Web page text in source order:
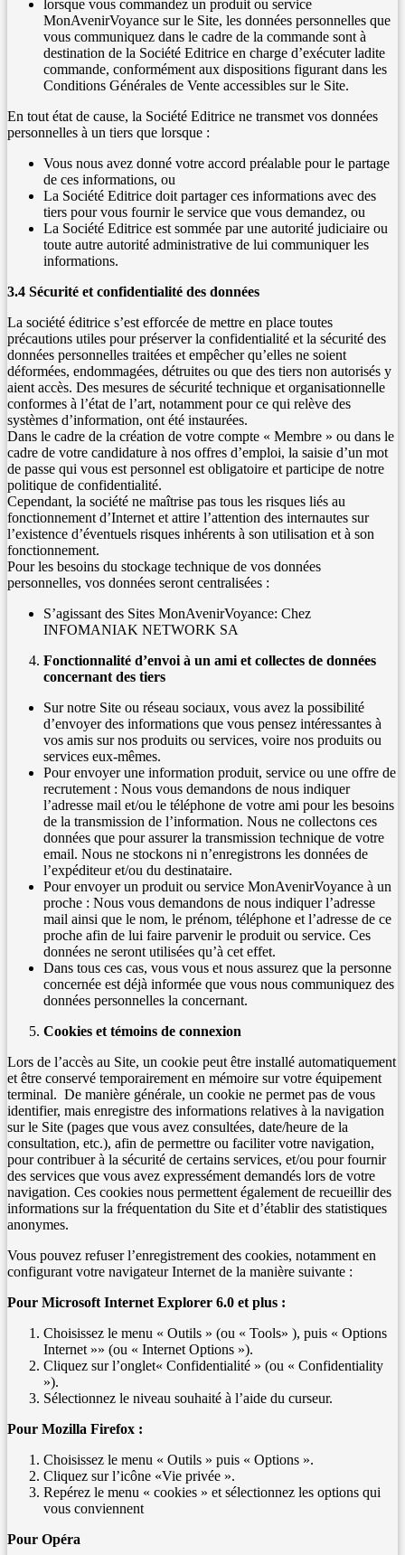
lorsque vous commandez un produit ou service
MonAvenirVoyance sur le Site, les données personnelles que
vous communiquez dans le cadre de la commande sont à
destination de la Société Editrice en charge d’exécuter ladite
commande, conformément aux dispositions figurant dans les
Conditions Générales de Vente accessibles sur le Site.
En tout état de cause, la Société Editrice ne transmet vos données
personnelles à un tiers que lorsque :
Vous nous avez donné votre accord préalable pour le partage
de ces informations, ou
La Société Editrice doit partager ces informations avec des
tiers pour vous fournir le service que vous demandez, ou
La Société Editrice est sommée par une autorité judiciaire ou
toute autre autorité administrative de lui communiquer les
informations.
3.4 Sécurité et confidentialité des données
La société éditrice s’est efforcée de mettre en place toutes
précautions utiles pour préserver la confidentialité et la sécurité des
données personnelles traitées et empêcher qu’elles ne soient
déformées, endommagées, détruites ou que des tiers non autorisés y
aient accès. Des mesures de sécurité technique et organisationnelle
conformes à l’état de l’art, notamment pour ce qui relève des
systèmes d’information, ont été instaurées.
Dans le cadre de la création de votre compte « Membre » ou dans le
cadre de votre candidature à nos offres d’emploi, la saisie d’un mot
de passe qui vous est personnel est obligatoire et participe de notre
politique de confidentialité.
Cependant, la société ne maîtrise pas tous les risques liés au
fonctionnement d’Internet et attire l’attention des internautes sur
l’existence d’éventuels risques inhérents à son utilisation et à son
fonctionnement.
Pour les besoins du stockage technique de vos données
personnelles, vos données seront centralisées :
S’agissant des Sites MonAvenirVoyance: Chez
INFOMANIAK NETWORK SA
Fonctionnalité d’envoi à un ami et collectes de données
concernant des tiers
Sur notre Site ou réseau sociaux, vous avez la possibilité
d’envoyer des informations que vous pensez intéressantes à
vos amis sur nos produits ou services, voire nos produits ou
services eux-mêmes.
Pour envoyer une information produit, service ou une offre de
recrutement : Nous vous demandons de nous indiquer
l’adresse mail et/ou le téléphone de votre ami pour les besoins
de la transmission de l’information. Nous ne collectons ces
données que pour assurer la transmission technique de votre
email. Nous ne stockons ni n’enregistrons les données de
l’expéditeur et/ou du destinataire.
Pour envoyer un produit ou service MonAvenirVoyance à un
proche : Nous vous demandons de nous indiquer l’adresse
mail ainsi que le nom, le prénom, téléphone et l’adresse de ce
proche afin de lui faire parvenir le produit ou service. Ces
données ne seront utilisées qu’à cet effet.
Dans tous ces cas, vous vous et nous assurez que la personne
concernée est déjà informée que vous nous communiquez des
données personnelles la concernant.
Cookies et témoins de connexion
Lors de l’accès au Site, un cookie peut être installé automatiquement
et être conservé temporairement en mémoire sur votre équipement
terminal. De manière générale, un cookie ne permet pas de vous
identifier, mais enregistre des informations relatives à la navigation
sur le Site (pages que vous avez consultées, date/heure de la
consultation, etc.), afin de permettre ou faciliter votre navigation,
pour contribuer à la sécurité de certains services, et/ou pour fournir
des services que vous avez expressément demandés lors de votre
navigation. Ces cookies nous permettent également de recueillir des
informations sur la fréquentation du Site et d’établir des statistiques
anonymes.
Vous pouvez refuser l’enregistrement des cookies, notamment en
configurant votre navigateur Internet de la manière suivante :
Pour Microsoft Internet Explorer 6.0 et plus :
Choisissez le menu « Outils » (ou « Tools» ), puis « Options
Internet »» (ou « Internet Options »).
Cliquez sur l’onglet« Confidentialité » (ou « Confidentiality
»).
Sélectionnez le niveau souhaité à l’aide du curseur.
Pour Mozilla Firefox :
Choisissez le menu « Outils » puis « Options ».
Cliquez sur l’icône «Vie privée ».
Repérez le menu « cookies » et sélectionnez les options qui
vous conviennent
Pour Opéra